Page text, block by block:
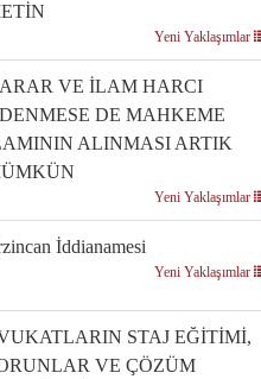
Yeni Yaklaşımlar
VE İLAM HARCI
DE MAHKEME
ALINMASI ARTIK
Yeni Yaklaşımlar
İddianamesi
Yeni Yaklaşımlar
STAJ EĞİTİMİ,
VE ÇÖZÜM